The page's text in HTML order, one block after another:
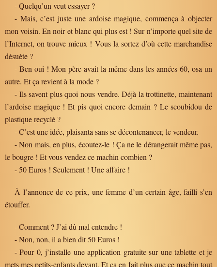
- Quelqu’un veut essayer ?
- Mais, c’est juste une ardoise magique, commença à objecter
mon voisin. En noir et blanc qui plus est ! Sur n’importe quel site de
l’Internet, on trouve mieux ! Vous la sortez d’où cette marchandise
désuète ?
- Ben oui ! Mon père avait la même dans les années 60, osa un
autre. Et ça revient à la mode ?
- Ils savent plus quoi nous vendre. Déjà la trottinette, maintenant
l’ardoise magique ! Et pis quoi encore demain ? Le scoubidou de
plastique recyclé ?
- C’est une idée, plaisanta sans se décontenancer, le vendeur.
- Non mais, en plus, écoutez-le ! Ça ne le dérangerait même pas,
le bougre ! Et vous vendez ce machin combien ?
- 50 Euros ! Seulement ! Une affaire !
À l’annonce de ce prix, une femme d’un certain âge, failli s’en
étouffer.
- Comment ? J’ai dû mal entendre !
- Non, non, il a bien dit 50 Euros !
- Pour 0, j’installe une application gratuite sur une tablette et je
mets mes petits-enfants devant. Et ça en fait plus que ce machin tout